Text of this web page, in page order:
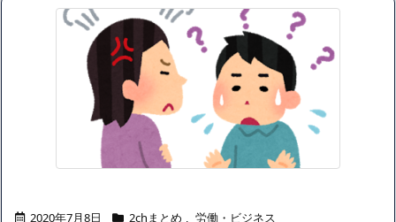
2020年7月8日 2chまとめ , 労働・ビジネス